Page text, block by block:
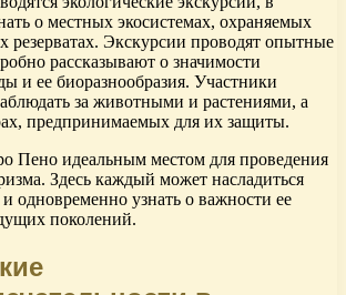
о местных экосистемах, охраняемых
резерватах. Экскурсии проводят опытные
рассказывают о значимости
и ее биоразнообразия. Участники
за животными и растениями, а
предпринимаемых для их защиты.
Пено идеальным местом для проведения
Здесь каждый может насладиться
одновременно узнать о важности ее
поколений.